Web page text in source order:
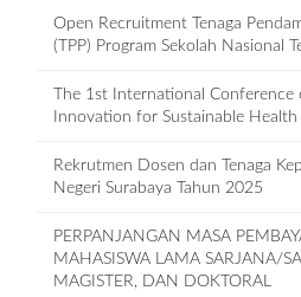
Open Recruitment Tenaga
(TPP) Program Sekolah Nasional
The 1st International Conference
Innovation for Sustainable
Rekrutmen Dosen dan Tenaga
Negeri Surabaya Tahun 2025
PERPANJANGAN MASA
MAHASISWA LAMA SARJANA/
MAGISTER, DAN DOKTORAL